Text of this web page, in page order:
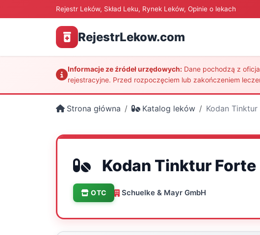
Rejestr Leków, Skład Leku, Rynek Leków, Opinie o lekach
RejestrLekow.com
Informacje ze źródeł urzędowych: Dane pochodzą z
rejestracyjne. Przed rozpoczęciem lub zakończeniem
Strona główna Katalog leków Kodan
Kodan Tinktur
OTC Schuelke & Mayr GmbH